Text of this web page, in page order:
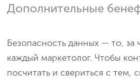
Дополнительные
Безопасность данных — то, за
каждый маркетолог. Чтобы
посчитать и свериться с тем,